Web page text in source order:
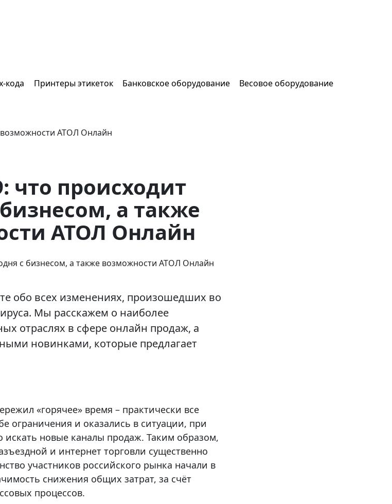
кода Принтеры этикеток Банковское оборудование Весовое оборудование
возможности АТОЛ Онлайн
что происходит
а также
АТОЛ Онлайн
обо всех изменениях, произошедших во
Мы расскажем о наиболее
отраслях в сфере онлайн продаж, а
новинками, которые предлагает
«горячее» время – практически все
ограничения и оказались в ситуации, при
новые каналы продаж. Таким образом,
и интернет торговли существенно
участников российского рынка начали в
снижения общих затрат, за счёт
процессов.